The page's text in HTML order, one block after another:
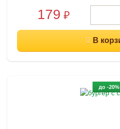
179 ₽
до -20%